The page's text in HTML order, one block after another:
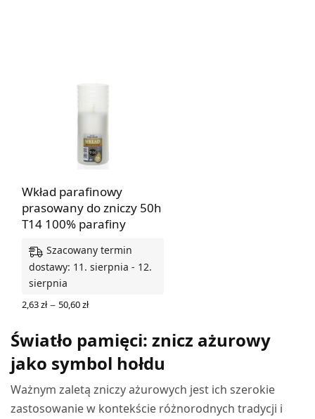
Wkład parafinowy
prasowany do zniczy 50h
T14 100% parafiny
Szacowany termin
dostawy: 11. sierpnia - 12.
sierpnia
2,63zł – 50,60złZakres
do
50,60 zł
Światło pamięci: znicz ażurowy
jako symbol hołdu
Ważnym zaletą zniczy ażurowych jest ich szerokie
zastosowanie w kontekście różnorodnych tradycji i